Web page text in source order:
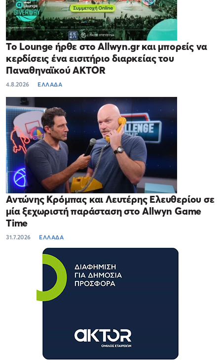
Το Lounge ήρθε στο Allwyn.gr και μπορείς να
κερδίσεις ένα εισιτήριο διαρκείας του
Παναθηναϊκού AKTOR
4.8.2026 ΕΛΛΑΔΑ
Αντώνης Κρόμπας και Λευτέρης Ελευθερίου σε
μία ξεχωριστή παράσταση στο Allwyn Game
Time
31.7.2026 ΕΛΛΑΔΑ